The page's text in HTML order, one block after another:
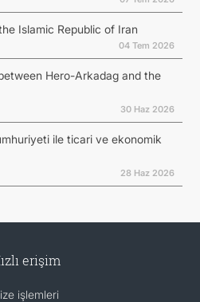
Islamic Republic of Iran
04 Tem 2026
Hero-Arkadag and the
30 Haz 2026
ile ticari ve ekonomik
28 Haz 2026
erişim
işlemleri